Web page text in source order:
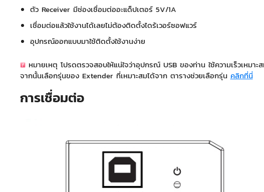
ตัว Receiver มีช่องเชื่อมต่ออะแด็ปเตอร์ 5V/1A
เชื่อมต่อแล้วใช้งานได้เลยไม่ต้องติดตั้งไดร้เวอร์ซอฟแวร์
อุปกรณ์ออกแบบมาใช้ติดตั้งใช้งานง่าย
หมายเหตุ โปรดตรวจสอบให้แน่ใจว่าอุปกรณ์ USB ของท่าน ใช้ความเร็วเหม
จากนั้นเลือกรุ่นของ Extender ที่เหมาะสมได้จาก ตารางช่วยเลือกรุ่น คลิกที่นี่
การเชื่อมต่อ